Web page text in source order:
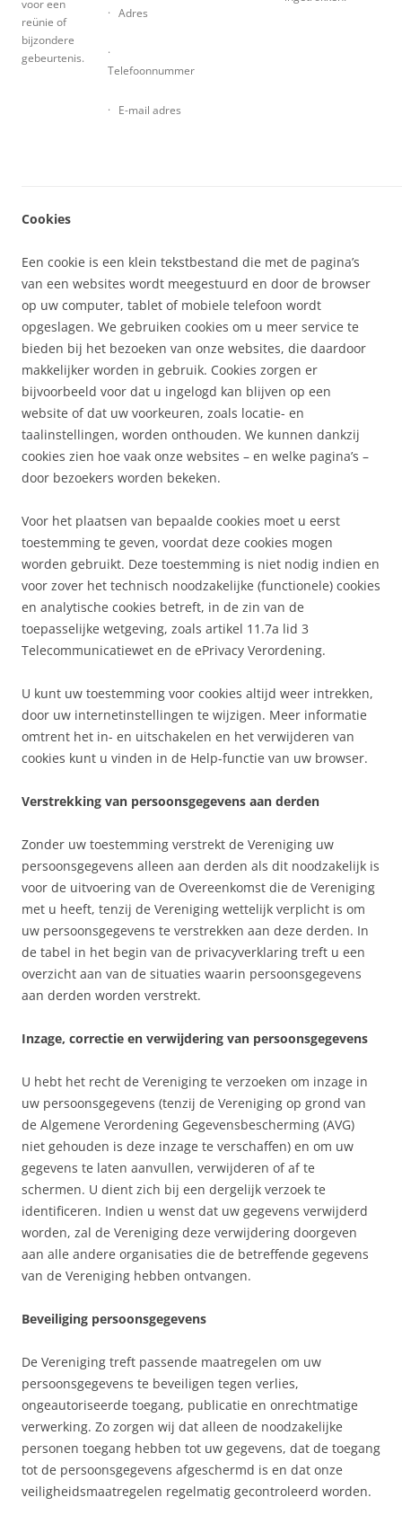
voor een
reünie of
bijzondere
gebeurtenis.
· Adres
·
Telefoonnummer
· E-mail adres
Cookies
Een cookie is een klein tekstbestand die met de pagina’s
van een websites wordt meegestuurd en door de browser
op uw computer, tablet of mobiele telefoon wordt
opgeslagen. We gebruiken cookies om u meer service te
bieden bij het bezoeken van onze websites, die daardoor
makkelijker worden in gebruik. Cookies zorgen er
bijvoorbeeld voor dat u ingelogd kan blijven op een
website of dat uw voorkeuren, zoals locatie- en
taalinstellingen, worden onthouden. We kunnen dankzij
cookies zien hoe vaak onze websites – en welke pagina’s –
door bezoekers worden bekeken.
Voor het plaatsen van bepaalde cookies moet u eerst
toestemming te geven, voordat deze cookies mogen
worden gebruikt. Deze toestemming is niet nodig indien en
voor zover het technisch noodzakelijke (functionele) cookies
en analytische cookies betreft, in de zin van de
toepasselijke wetgeving, zoals artikel 11.7a lid 3
Telecommunicatiewet en de ePrivacy Verordening.
U kunt uw toestemming voor cookies altijd weer intrekken,
door uw internetinstellingen te wijzigen. Meer informatie
omtrent het in- en uitschakelen en het verwijderen van
cookies kunt u vinden in de Help-functie van uw browser.
Verstrekking van persoonsgegevens aan derden
Zonder uw toestemming verstrekt de Vereniging uw
persoonsgegevens alleen aan derden als dit noodzakelijk is
voor de uitvoering van de Overeenkomst die de Vereniging
met u heeft, tenzij de Vereniging wettelijk verplicht is om
uw persoonsgegevens te verstrekken aan deze derden. In
de tabel in het begin van de privacyverklaring treft u een
overzicht aan van de situaties waarin persoonsgegevens
aan derden worden verstrekt.
Inzage, correctie en verwijdering van persoonsgegevens
U hebt het recht de Vereniging te verzoeken om inzage in
uw persoonsgegevens (tenzij de Vereniging op grond van
de Algemene Verordening Gegevensbescherming (AVG)
niet gehouden is deze inzage te verschaffen) en om uw
gegevens te laten aanvullen, verwijderen of af te
schermen. U dient zich bij een dergelijk verzoek te
identificeren. Indien u wenst dat uw gegevens verwijderd
worden, zal de Vereniging deze verwijdering doorgeven
aan alle andere organisaties die de betreffende gegevens
van de Vereniging hebben ontvangen.
Beveiliging persoonsgegevens
De Vereniging treft passende maatregelen om uw
persoonsgegevens te beveiligen tegen verlies,
ongeautoriseerde toegang, publicatie en onrechtmatige
verwerking. Zo zorgen wij dat alleen de noodzakelijke
personen toegang hebben tot uw gegevens, dat de toegang
tot de persoonsgegevens afgeschermd is en dat onze
veiligheidsmaatregelen regelmatig gecontroleerd worden.